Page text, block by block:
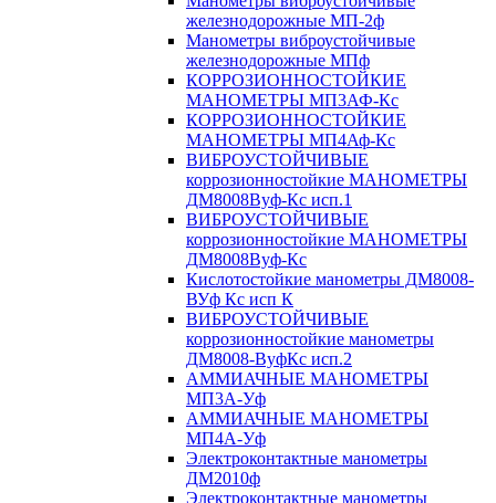
железнодорожные МП-2ф
Манометры виброустойчивые
железнодорожные МПф
КОРРОЗИОННОСТОЙКИЕ
МАНОМЕТРЫ МП3АФ-Кс
КОРРОЗИОННОСТОЙКИЕ
МАНОМЕТРЫ МП4Аф-Кс
ВИБРОУСТОЙЧИВЫЕ
коррозионностойкие МАНОМЕТРЫ
ДМ8008Вуф-Кс исп.1
ВИБРОУСТОЙЧИВЫЕ
коррозионностойкие МАНОМЕТРЫ
ДМ8008Вуф-Кс
Кислотостойкие манометры ДМ8008-
ВУф Кс исп К
ВИБРОУСТОЙЧИВЫЕ
коррозионностойкие манометры
ДМ8008-ВуфКс исп.2
АММИАЧНЫЕ МАНОМЕТРЫ
МП3А-Уф
АММИАЧНЫЕ МАНОМЕТРЫ
МП4А-Уф
Электроконтактные манометры
ДМ2010ф
Электроконтактные манометры